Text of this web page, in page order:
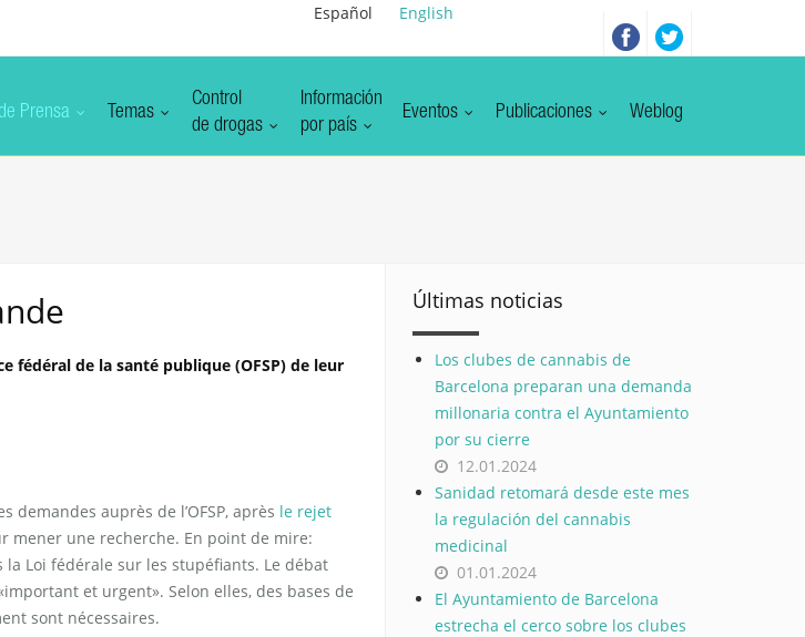
Español English
Prensa Temas
Control
de drogas
Información
por país
Eventos Publicaciones Weblog
fédéral de la santé publique (OFSP) de leur
auprès de l’OFSP, après le rejet
mener une recherche. En point de mire:
Loi fédérale sur les stupéfiants. Le débat
et urgent». Selon elles, des bases de
sont nécessaires.
Últimas noticias
Los clubes de cannabis de
Barcelona preparan una demanda
millonaria contra el Ayuntamiento
por su cierre
12.01.2024
Sanidad retomará desde este mes
la regulación del cannabis
medicinal
01.01.2024
El Ayuntamiento de Barcelona
estrecha el cerco sobre los clubes